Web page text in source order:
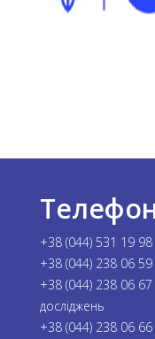
+38 (044) 531 19
+38 (044) 238 06 59
+38 (044) 238 06 67
досліджень
+38 (044) 238 06 66